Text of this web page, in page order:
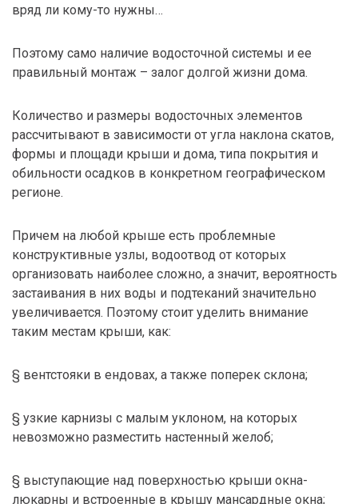
вряд ли кому-то нужны…
Поэтому само наличие водосточной системы и ее
правильный монтаж – залог долгой жизни дома.
Количество и размеры водосточных элементов
рассчитывают в зависимости от угла наклона скатов,
формы и площади крыши и дома, типа покрытия и
обильности осадков в конкретном географическом
регионе.
Причем на любой крыше есть проблемные
конструктивные узлы, водоотвод от которых
организовать наиболее сложно, а значит, вероятность
застаивания в них воды и подтеканий значительно
увеличивается. Поэтому стоит уделить внимание
таким местам крыши, как:
§ вентстояки в ендовах, а также поперек склона;
§ узкие карнизы с малым уклоном, на которых
невозможно разместить настенный желоб;
§ выступающие над поверхностью крыши окна-
люкарны и встроенные в крышу мансардные окна;